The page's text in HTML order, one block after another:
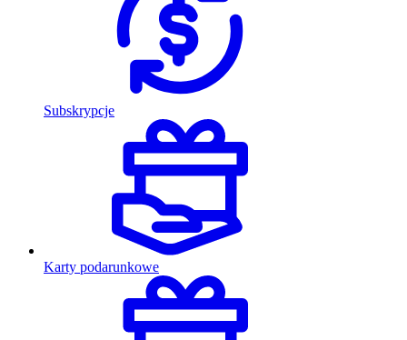
Subskrypcje
Karty podarunkowe